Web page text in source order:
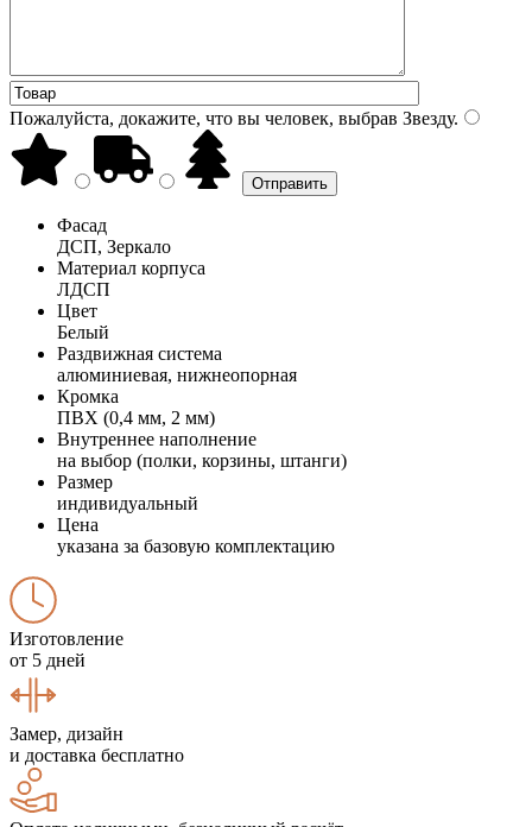
Пожалуйста, докажите, что вы человек, выбрав Звезду.
Фасад
ДСП, Зеркало
Материал корпуса
ЛДСП
Цвет
Белый
Раздвижная система
алюминиевая, нижнеопорная
Кромка
ПВХ (0,4 мм, 2 мм)
Внутреннее наполнение
на выбор (полки, корзины, штанги)
Размер
индивидуальный
Цена
указана за базовую комплектацию
Изготовление
от 5 дней
Замер, дизайн
и доставка бесплатно